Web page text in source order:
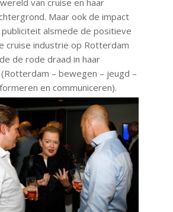
Maar ook de impact
alsmede de positieve
cruise industrie op Rotterdam
de rode draad in haar
– bewegen – jeugd –
en communiceren).